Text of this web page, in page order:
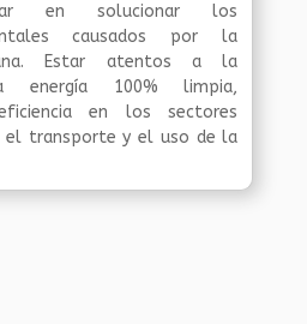
en solucionar los
causados por la
Estar atentos a la
energía 100% limpia,
en los sectores
el transporte y el uso de la